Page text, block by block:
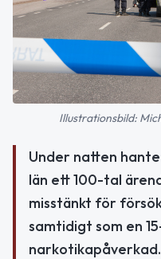
Illustrationsbild:
Under natten
län ett 100-tal
misstänkt för
samtidigt som en
narkotikapåverkad.